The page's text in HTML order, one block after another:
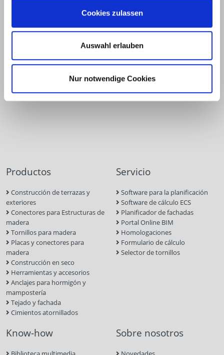
Cookies zulassen
Auswahl erlauben
Nur notwendige Cookies
+49 2331 6245-0
info@eurotec.team
Productos
Construcción de terrazas y
exteriores
Conectores para Estructuras de
madera
Tornillos para madera
Placas y conectores para
madera
Construcción en seco
Herramientas y accesorios
Anclajes para hormigón y
mampostería
Tejado y fachada
Cimientos atornillados
Servicio
Software para la planificación
Software de cálculo ECS
Planificador de fachadas
Portal Online BIM
Homologaciones
Formulario de cálculo
Selector de tornillos
Know-how Sobre nosotros